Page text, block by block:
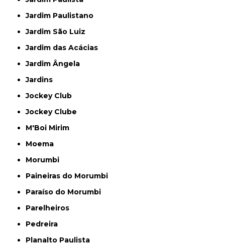
Jardim Paulistano
Jardim São Luiz
Jardim das Acácias
Jardim Ângela
Jardins
Jockey Club
Jockey Clube
M'Boi Mirim
Moema
Morumbi
Paineiras do Morumbi
Paraíso do Morumbi
Parelheiros
Pedreira
Planalto Paulista